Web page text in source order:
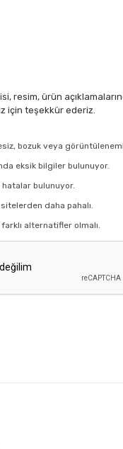
resim, ürün
için teşekkür ederiz.
bozuk veya
eksik bilgiler bulunuyor.
bulunuyor.
daha pahalı.
alternatifler olmalı.